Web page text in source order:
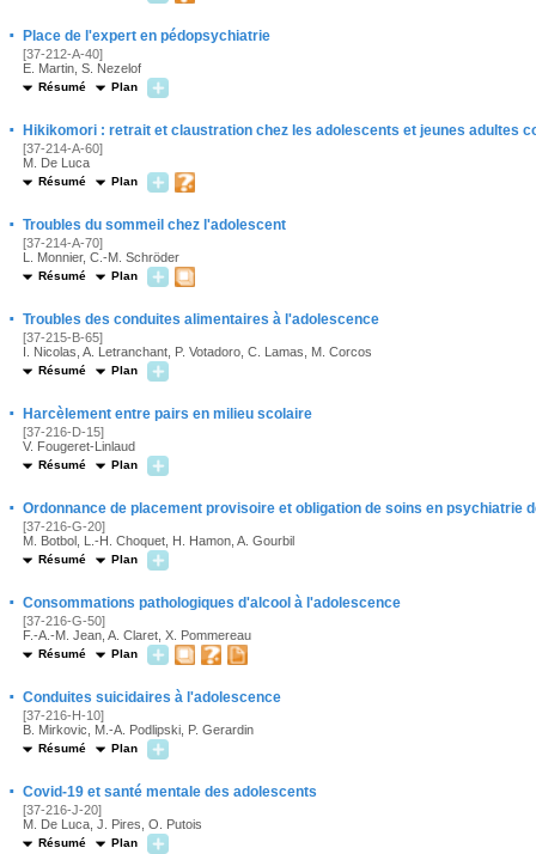
· Place de l'expert en pédopsychiatrie
[37-212-A-40]
E. Martin, S. Nezelof
Résumé Plan
· Hikikomori : retrait et claustration chez les adolescents et jeunes adultes
[37-214-A-60]
M. De Luca
Résumé Plan
· Troubles du sommeil chez l'adolescent
[37-214-A-70]
L. Monnier, C.-M. Schröder
Résumé Plan
· Troubles des conduites alimentaires à l'adolescence
[37-215-B-65]
I. Nicolas, A. Letranchant, P. Votadoro, C. Lamas, M. Corcos
Résumé Plan
· Harcèlement entre pairs en milieu scolaire
[37-216-D-15]
V. Fougeret-Linlaud
Résumé Plan
· Ordonnance de placement provisoire et obligation de soins en psychiatrie
[37-216-G-20]
M. Botbol, L.-H. Choquet, H. Hamon, A. Gourbil
Résumé Plan
· Consommations pathologiques d'alcool à l'adolescence
[37-216-G-50]
F.-A.-M. Jean, A. Claret, X. Pommereau
Résumé Plan
· Conduites suicidaires à l'adolescence
[37-216-H-10]
B. Mirkovic, M.-A. Podlipski, P. Gerardin
Résumé Plan
· Covid-19 et santé mentale des adolescents
[37-216-J-20]
M. De Luca, J. Pires, O. Putois
Résumé Plan